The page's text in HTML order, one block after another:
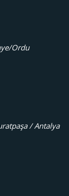
Ordu
/ Antalya